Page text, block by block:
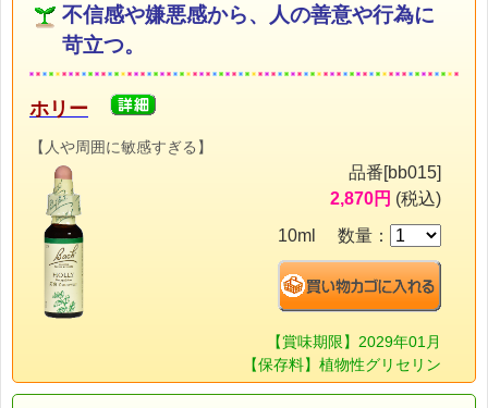
不信感や嫌悪感から、人の善意や行為に
苛立つ。
ホリー
【人や周囲に敏感すぎる】
品番[bb015]
2,870円 (税込)
10ml 数量：
【賞味期限】2029年01月
【保存料】植物性グリセリン